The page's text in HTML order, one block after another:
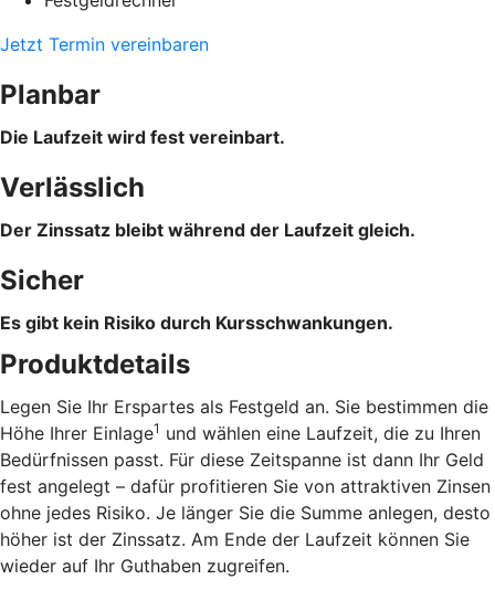
Jetzt Termin vereinbaren
Planbar
Die Laufzeit wird fest vereinbart.
Verlässlich
Der Zinssatz bleibt während der Laufzeit gleich.
Sicher
Es gibt kein Risiko durch Kursschwankungen.
Produktdetails
Legen Sie Ihr Erspartes als Festgeld an. Sie bestimmen die
Höhe Ihrer Einlage1 und wählen eine Laufzeit, die zu Ihren
Bedürfnissen passt. Für diese Zeitspanne ist dann Ihr Geld
fest angelegt – dafür profitieren Sie von attraktiven Zinsen
ohne jedes Risiko. Je länger Sie die Summe anlegen, desto
höher ist der Zinssatz. Am Ende der Laufzeit können Sie
wieder auf Ihr Guthaben zugreifen.